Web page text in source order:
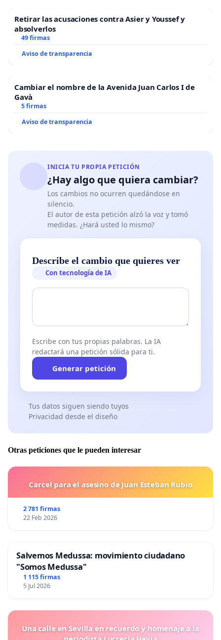
Retirar las acusaciones contra Asier y Youssef y
absolverlos
49 firmas
Aviso de transparencia
Cambiar el nombre de la Avenida Juan Carlos I de
Gavà
5 firmas
Aviso de transparencia
INICIA TU PROPIA PETICIÓN
¿Hay algo que quiera cambiar?
Los cambios no ocurren quedándose en
silencio.
El autor de esta petición alzó la voz y tomó
medidas. ¿Hará usted lo mismo?
Describe el cambio que quieres ver
Con tecnología de IA
Escribe con tus propias palabras. La IA
redactará una petición sólida para ti.
Generar petición
Tus datos siguen siendo tuyos
Privacidad desde el diseño
Otras peticiones que le pueden interesar
Carcel para el asesino de Juan Esteban Rubio
2 781 firmas
22 Feb 2026
Salvemos Medussa: movimiento ciudadano
"Somos Medussa"
1 115 firmas
5 Jul 2026
Una calle en Sevilla en recuerdo y homenaje a la